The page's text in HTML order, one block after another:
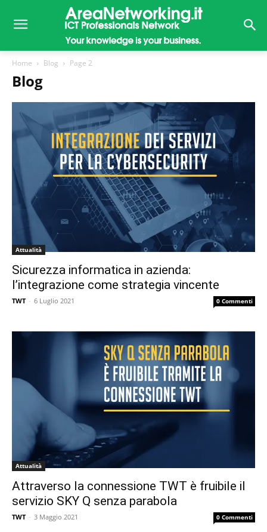
Home Blog Page 2
Blog
Attualità
Sicurezza informatica in azienda:
l’integrazione come strategia vincente
TWT - 6 Luglio 2021 0 Commenti
Attualità
Attraverso la connessione TWT è fruibile il
servizio SKY Q senza parabola
TWT - 3 Maggio 2021 0 Commenti